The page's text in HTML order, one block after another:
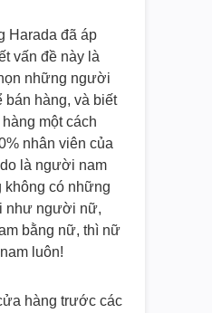
Harada đã áp
vấn đề này là
những người
bán hàng, và biết
một cách
nhân viên của
là người nam
không có những
như người nữ,
bằng nữ, thì nữ
luôn!
hàng trước các